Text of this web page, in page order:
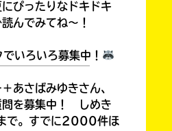
ぴったりなドキドキ
んでみてね～！
いろいろ募集中！
あさばみゆきさん、
問を募集中！ しめき
で。すでに2000件ほ